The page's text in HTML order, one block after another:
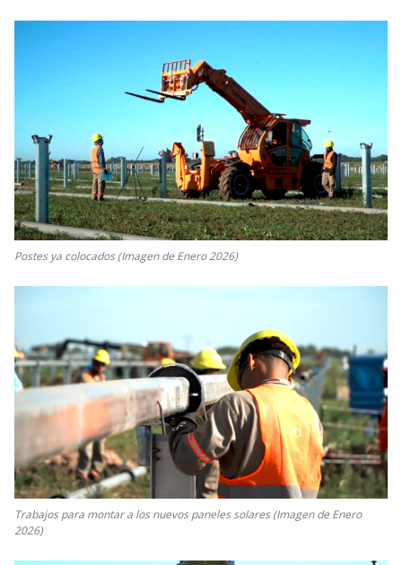
Postes ya colocados (Imagen de Enero 2026)
Trabajos para montar a los nuevos paneles solares (Imagen de Enero
2026)